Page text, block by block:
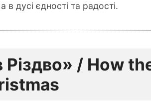
дусі єдності та радості.
Різдво» / How